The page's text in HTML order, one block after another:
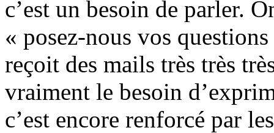
c’est un besoin de parler.
« posez-nous vos
reçoit des mails très très
vraiment le besoin
c’est encore renforcé par